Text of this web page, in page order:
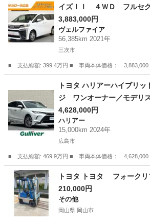
イズＩＩ ４ＷＤ フルセ
ＶＤ再生 ミュージックプ
モニター バックカメラ 衝
ム ＥＴＣ ドラレコ 両
Ｄヘッドランプ 乗車定員
6）
3,883,000円
ヴェルファイア
56,385km 2021年
三次市
■ 支払総額: 399.4万円 ■ 車両本体価格：
ヴェルファイア
トヨタ ハリアーハイブリ
ジ ワンオーナー／モデリ
Ｌサウンド／デジタルイン
ップディスプレイ／レーダ
グサポートブレーキ／パワ
減防止システム／ＥＴＣ２
4,628,000円
ハリアー
15,000km 2024年
広島市
■ 支払総額: 469.9万円 ■ 車両本体価格：
広島 広島市 ハリアー
トヨタ トヨタ フォークリ
210,000円
その他
岡山県 岡山市